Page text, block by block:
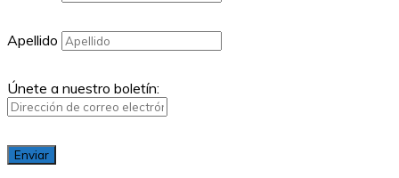
Apellido
Únete a nuestro boletín: